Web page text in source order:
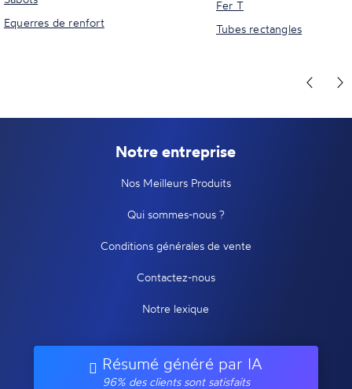
Equerres de renfort
Fer T
Tubes rectangles
Notre entreprise
Nos Meilleurs Produits
Qui sommes-nous ?
Conditions générales de vente
Contactez-nous
Notre lexique
Résumé généré par IA
96% des clients sont satisfaits